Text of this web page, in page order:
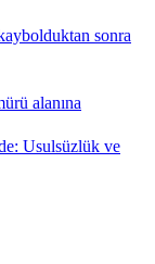
sonra
alanına
Usulsüzlük ve